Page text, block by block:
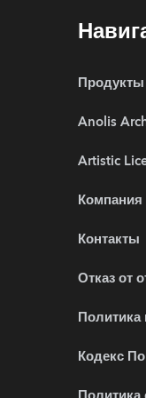
Продукты
Anolis
Artistic
Компания
Контакты
Отказ от
Кодекс